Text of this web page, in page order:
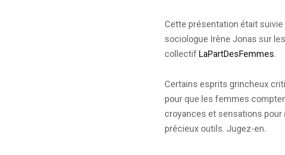
Cette présentation était suivie
sociologue Irène Jonas sur
collectif LaPartDesFemmes.
Certains esprits grincheux
pour que les femmes
croyances et sensations
précieux outils. Jugez-en.